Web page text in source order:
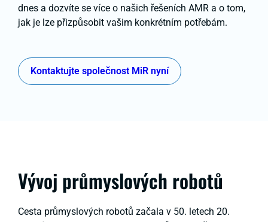
dnes a dozvíte se více o našich řešeních AMR a o tom,
jak je lze přizpůsobit vašim konkrétním potřebám.
Kontaktujte společnost MiR nyní
Vývoj průmyslových robotů
Cesta průmyslových robotů začala v 50. letech 20.